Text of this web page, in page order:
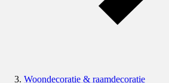
Woondecoratie & raamdecoratie